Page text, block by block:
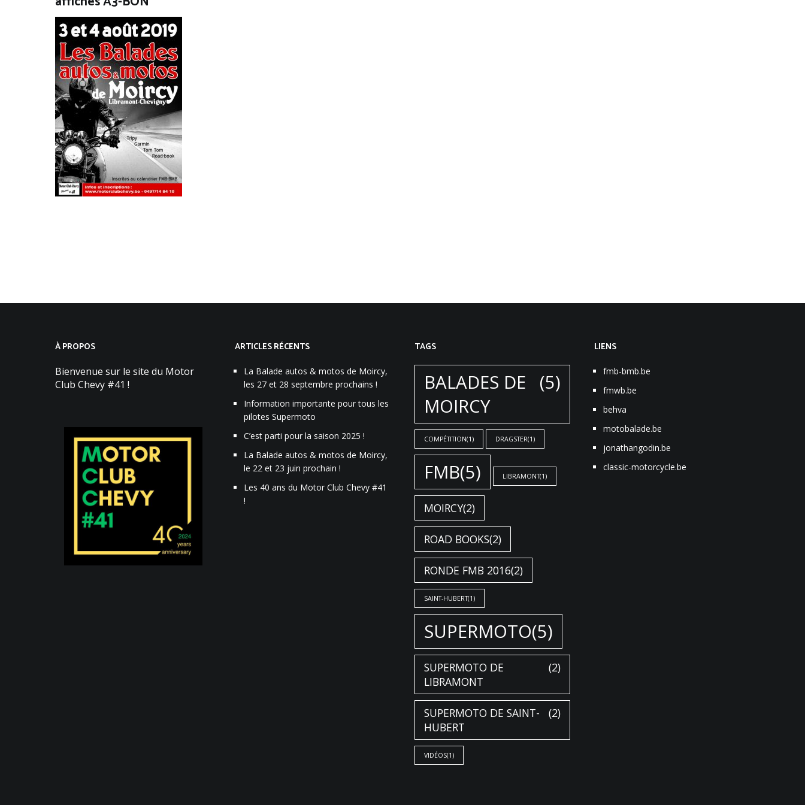
À PROPOS
Bienvenue sur le site du Motor
Club Chevy #41 !
ARTICLES RÉCENTS
La Balade autos & motos de Moircy,
les 27 et 28 septembre prochains !
Information importante pour tous les
pilotes Supermoto
C’est parti pour la saison 2025 !
La Balade autos & motos de Moircy,
le 22 et 23 juin prochain !
Les 40 ans du Motor Club Chevy #41
!
TAGS
BALADES DE
MOIRCY
(5)
COMPÉTITION(1) DRAGSTER(1)
FMB(5) LIBRAMONT(1)
MOIRCY(2)
ROAD BOOKS(2)
RONDE FMB 2016(2)
SAINT-HUBERT(1)
SUPERMOTO(5)
SUPERMOTO DE
LIBRAMONT
(2)
SUPERMOTO DE SAINT-
HUBERT
(2)
VIDÉOS(1)
LIENS
fmb-bmb.be
fmwb.be
behva
motobalade.be
jonathangodin.be
classic-motorcycle.be